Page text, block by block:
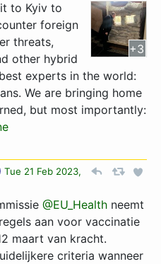
+3
to Kyiv to
foreign
threats,
other hybrid
experts in the world:
We are bringing home
but most importantly:
Tue 21 Feb 2023,
@EU_Health neemt
aan voor vaccinatie
maart van kracht.
criteria wanneer